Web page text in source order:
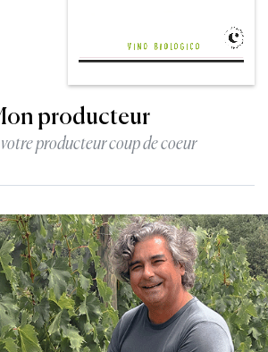
producteur
producteur coup de coeur